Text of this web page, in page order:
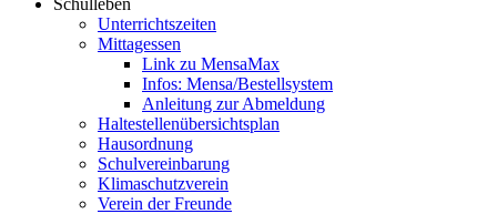
Schulleben
Unterrichtszeiten
Mittagessen
Link zu MensaMax
Infos: Mensa/Bestellsystem
Anleitung zur Abmeldung
Haltestellenübersichtsplan
Hausordnung
Schulvereinbarung
Klimaschutzverein
Verein der Freunde